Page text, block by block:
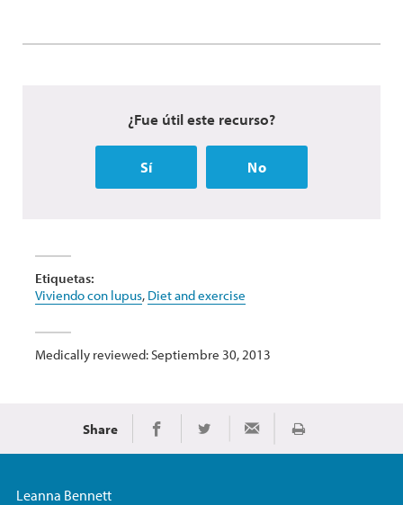
¿Fue útil este recurso?
Sí No
Etiquetas:
Viviendo con lupus, Diet and exercise
Medically reviewed: Septiembre 30, 2013
Share Share on Facebook
Share on TwitterShare via EmailImprimir
Leanna Bennett